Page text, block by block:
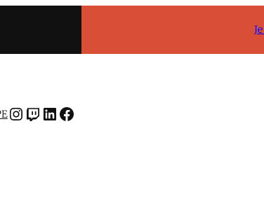
INSTAGRAMTWITCH LINKEDIN FACEBOOK